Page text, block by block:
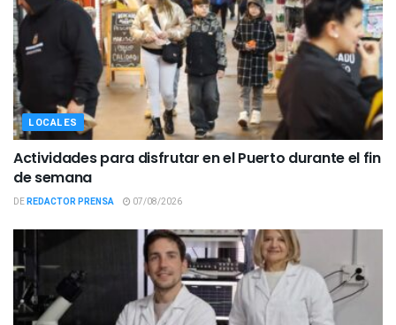
LOCALES
Actividades para disfrutar en el Puerto durante el fin
de semana
DEREDACTOR PRENSA 07/08/2026